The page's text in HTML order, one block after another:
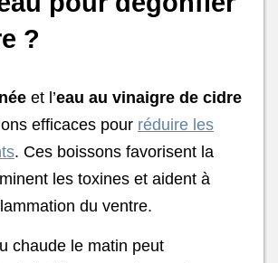
?
et l’eau au vinaigre de cidre
efficaces pour réduire les
. Ces boissons favorisent la
les toxines et aident à
du ventre.
chaude le matin peut